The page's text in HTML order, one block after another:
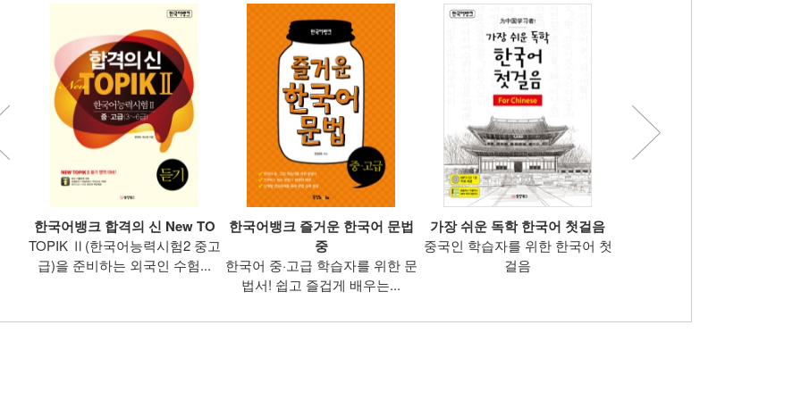
한국어뱅크 합격의 신 New TO
TOPIK Ⅱ(한국어능력시험2 중고
급)을 준비하는 외국인 수험...
한국어뱅크 즐거운 한국어 문법
중
한국어 중·고급 학습자를 위한 문
법서! 쉽고 즐겁게 배우는...
가장 쉬운 독학 한국어 첫걸음
중국인 학습자를 위한 한국어 첫
걸음